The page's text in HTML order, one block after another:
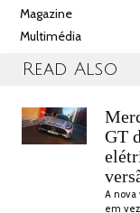
Magazine
Multimédia
Noticias
Videos
Read Also
GT
A nova
em